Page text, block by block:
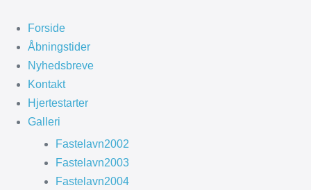
indhold
Forside
Åbningstider
Nyhedsbreve
Kontakt
Hjertestarter
Galleri
Fastelavn2002
Fastelavn2003
Fastelavn2004